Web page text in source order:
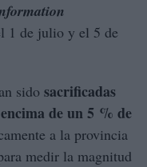
1 de julio y el 5 de
sido sacrificadas
de un 5 % de
a la provincia
medir la magnitud